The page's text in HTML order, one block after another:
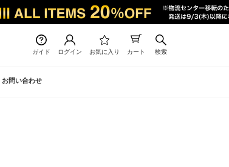
ガイド ログイン お気に入り カート 検索
お問い合わせ